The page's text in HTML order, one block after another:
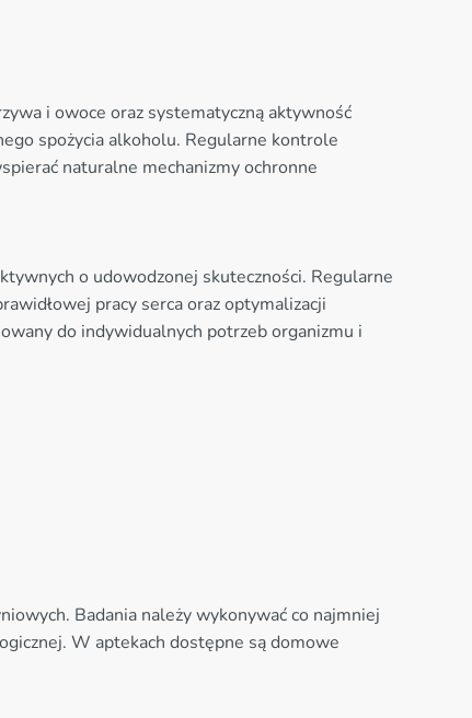
i owoce oraz systematyczną aktywność
spożycia alkoholu. Regularne kontrole
naturalne mechanizmy ochronne
o udowodzonej skuteczności. Regularne
pracy serca oraz optymalizacji
do indywidualnych potrzeb organizmu i
Badania należy wykonywać co najmniej
W aptekach dostępne są domowe